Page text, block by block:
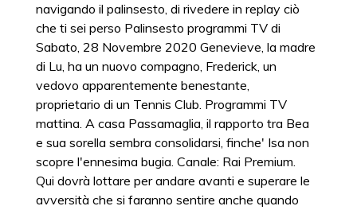
navigando il palinsesto, di rivedere in replay ciò
che ti sei perso Palinsesto programmi TV di
Sabato, 28 Novembre 2020 Genevieve, la madre
di Lu, ha un nuovo compagno, Frederick, un
vedovo apparentemente benestante,
proprietario di un Tennis Club. Programmi TV
mattina. A casa Passamaglia, il rapporto tra Bea
e sua sorella sembra consolidarsi, finche' Isa non
scopre l'ennesima bugia. Canale: Rai Premium.
Qui dovrà lottare per andare avanti e superare le
avversità che si faranno sentire anche quando